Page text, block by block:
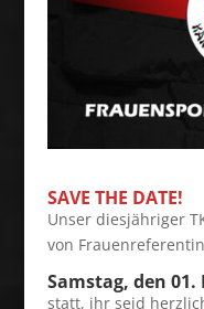
SAVE THE DATE!
Unser diesjähriger
von
Samstag, den 01.
statt, ihr seid